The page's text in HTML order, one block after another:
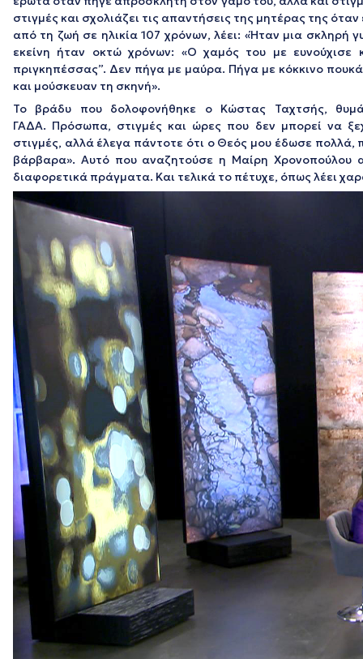
στιγμές και σχολιάζει τις απαντήσεις της μητέρας της
από τη ζωή σε ηλικία 107 χρόνων, λέει: «Ήταν μια σκληρή
εκείνη ήταν οκτώ χρόνων: «Ο χαμός του με ευνούχισε
πριγκηπέσσας”. Δεν πήγα με μαύρα. Πήγα με κόκκινο
και μούσκευαν τη σκηνή».
Το βράδυ που δολοφονήθηκε ο Κώστας Ταχτσής,
ΓΑΔΑ. Πρόσωπα, στιγμές και ώρες που δεν μπορεί να
στιγμές, αλλά έλεγα πάντοτε ότι ο Θεός μου έδωσε
βάρβαρα». Αυτό που αναζητούσε η Μαίρη Χρονοπούλου
διαφορετικά πράγματα. Και τελικά το πέτυχε, όπως λέει